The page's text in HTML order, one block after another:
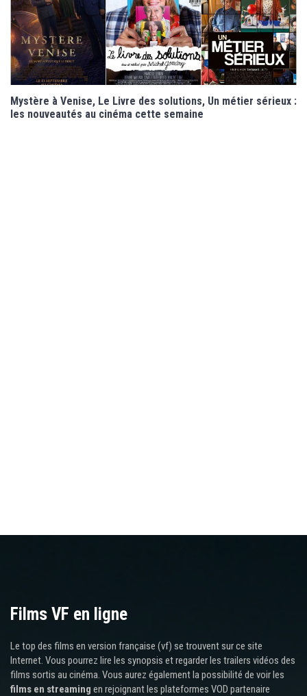
Mystère à Venise, Le Livre des solutions, Un métier sérieux :
les nouveautés au cinéma cette semaine
Films VF en ligne
Le top des films en version française (vf) se trouvent sur ce site
Internet. Vous pourrez lire les synopsis et regarder les trailers vidéos des
films sortis au cinéma. Vous aurez également la possibilité de voir les
films en streaming en rejoignant les plateformes VOD partenaire